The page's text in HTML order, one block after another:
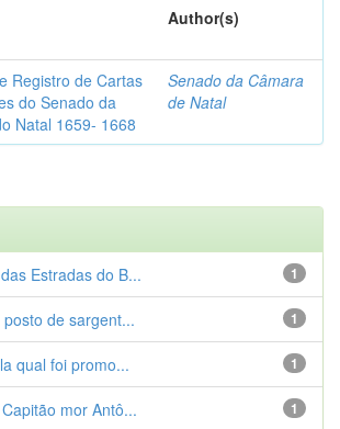
Author(s)
Registro de Cartas
do Senado da
Natal 1659- 1668
Senado da Câmara
de Natal
1
Estradas do B...
1
de sargent...
1
qual foi promo...
1
mor Antô...